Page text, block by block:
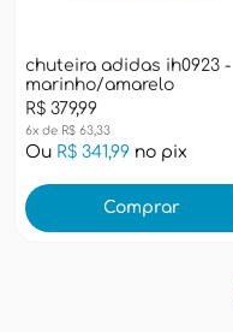
chuteira adidas ih0923 -
marinho/amarelo
R$ 379,99
6x de R$ 63,33
Ou R$ 341,99 no pix
Comprar